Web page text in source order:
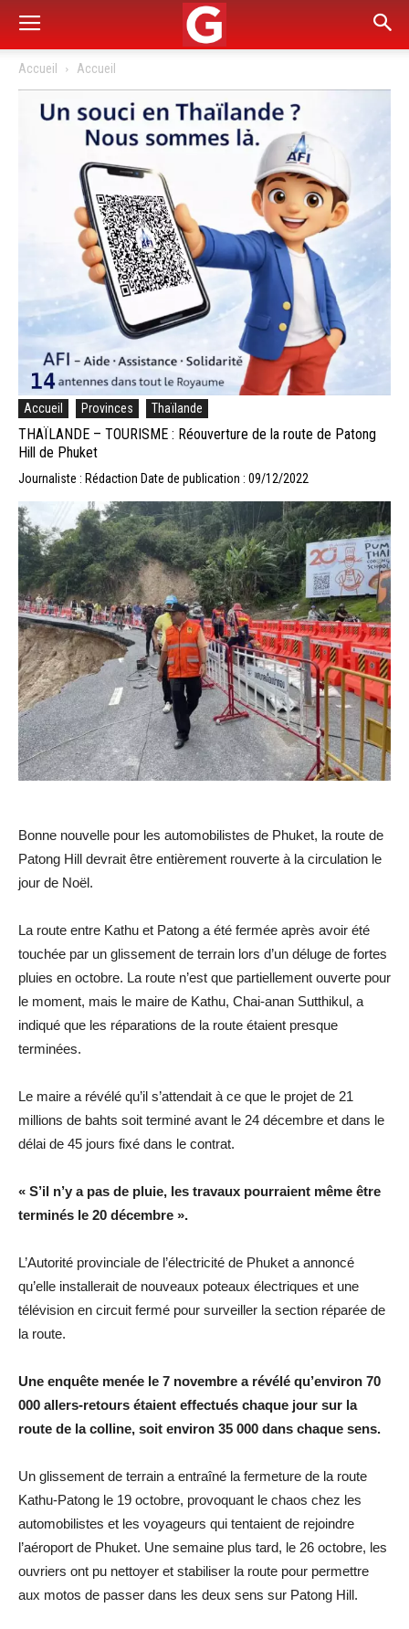
Accueil Accueil
Accueil Provinces Thaïlande
THAÏLANDE – TOURISME : Réouverture de la route de Patong
Hill de Phuket
Journaliste : Rédaction Date de publication : 09/12/2022
Bonne nouvelle pour les automobilistes de Phuket, la route de
Patong Hill devrait être entièrement rouverte à la circulation le
jour de Noël.
La route entre Kathu et Patong a été fermée après avoir été
touchée par un glissement de terrain lors d’un déluge de fortes
pluies en octobre. La route n’est que partiellement ouverte pour
le moment, mais le maire de Kathu, Chai-anan Sutthikul, a
indiqué que les réparations de la route étaient presque
terminées.
Le maire a révélé qu’il s’attendait à ce que le projet de 21
millions de bahts soit terminé avant le 24 décembre et dans le
délai de 45 jours fixé dans le contrat.
« S’il n’y a pas de pluie, les travaux pourraient même être
terminés le 20 décembre ».
L’Autorité provinciale de l’électricité de Phuket a annoncé
qu’elle installerait de nouveaux poteaux électriques et une
télévision en circuit fermé pour surveiller la section réparée de
la route.
Une enquête menée le 7 novembre a révélé qu’environ 70
000 allers-retours étaient effectués chaque jour sur la
route de la colline, soit environ 35 000 dans chaque sens.
Un glissement de terrain a entraîné la fermeture de la route
Kathu-Patong le 19 octobre, provoquant le chaos chez les
automobilistes et les voyageurs qui tentaient de rejoindre
l’aéroport de Phuket. Une semaine plus tard, le 26 octobre, les
ouvriers ont pu nettoyer et stabiliser la route pour permettre
aux motos de passer dans les deux sens sur Patong Hill.